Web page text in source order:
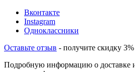
Вконтакте
Instagram
Одноклассники
Оставьте отзыв - получите скидку
Подробную информацию о доставке